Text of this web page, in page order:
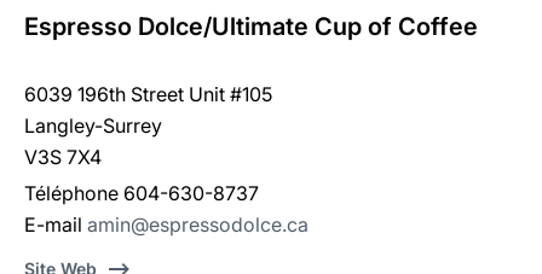
recherche
Espresso Dolce/Ultimate Cup of Coffee
6039 196th Street Unit #105
Langley-Surrey
V3S 7X4
Téléphone 604-630-8737
E-mail amin@espressodolce.ca
Site Web